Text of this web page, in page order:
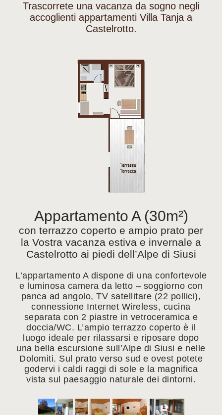
Trascorrete una vacanza da sogno negli
accoglienti appartamenti Villa Tanja a
Castelrotto.
Appartamento A (30m²)
con terrazzo coperto e ampio prato per
la Vostra vacanza estiva e invernale a
Castelrotto ai piedi dell’Alpe di Siusi
L’appartamento A dispone di una confortevole
e luminosa camera da letto – soggiorno con
panca ad angolo, TV satellitare (22 pollici),
connessione Internet Wireless, cucina
separata con 2 piastre in vetroceramica e
doccia/WC. L’ampio terrazzo coperto è il
luogo ideale per rilassarsi e riposare dopo
una bella escursione sull’Alpe di Siusi e nelle
Dolomiti. Sul prato verso sud e ovest potete
godervi i caldi raggi di sole e la magnifica
vista sul paesaggio naturale dei dintorni.